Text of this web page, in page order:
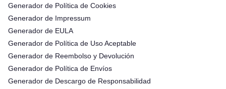
Generador de Política de Cookies
Generador de Impressum
Generador de EULA
Generador de Política de Uso Aceptable
Generador de Reembolso y Devolución
Generador de Política de Envíos
Generador de Descargo de Responsabilidad